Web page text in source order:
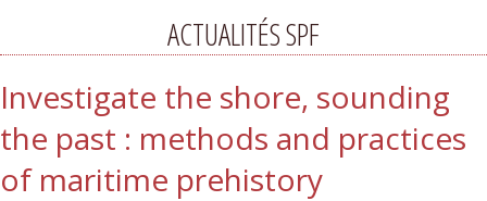
ACTUALITÉS SPF
Investigate the shore, sounding
the past : methods and practices
of maritime prehistory